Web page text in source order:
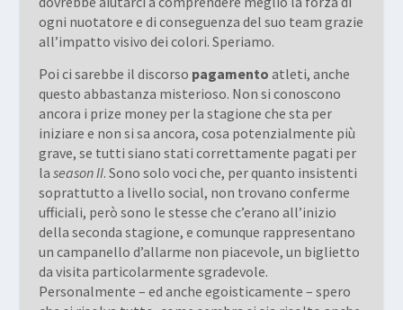
ogni nuotatore e di conseguenza del suo team grazie
all’impatto visivo dei colori. Speriamo.
Poi ci sarebbe il discorso pagamento atleti, anche
questo abbastanza misterioso. Non si conoscono
ancora i prize money per la stagione che sta per
iniziare e non si sa ancora, cosa potenzialmente più
grave, se tutti siano stati correttamente pagati per
la season II. Sono solo voci che, per quanto insistenti
soprattutto a livello social, non trovano conferme
ufficiali, però sono le stesse che c’erano all’inizio
della seconda stagione, e comunque rappresentano
un campanello d’allarme non piacevole, un biglietto
da visita particolarmente sgradevole.
Personalmente – ed anche egoisticamente – spero